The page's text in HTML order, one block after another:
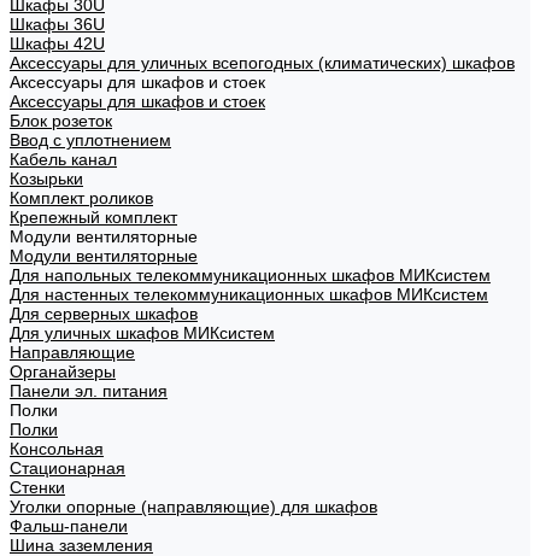
Шкафы 30U
Шкафы 36U
Шкафы 42U
Аксессуары для уличных всепогодных (климатических) шкафов
Аксессуары для шкафов и стоек
Аксессуары для шкафов и стоек
Блок розеток
Ввод с уплотнением
Кабель канал
Козырьки
Комплект роликов
Крепежный комплект
Модули вентиляторные
Модули вентиляторные
Для напольных телекоммуникационных шкафов МИКсистем
Для настенных телекоммуникационных шкафов МИКсистем
Для серверных шкафов
Для уличных шкафов МИКсистем
Направляющие
Органайзеры
Панели эл. питания
Полки
Полки
Консольная
Стационарная
Стенки
Уголки опорные (направляющие) для шкафов
Фальш-панели
Шина заземления